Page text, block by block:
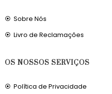
Sobre Nós
Livro de Reclamações
OS NOSSOS SERVIÇOS
Política de Privacidade